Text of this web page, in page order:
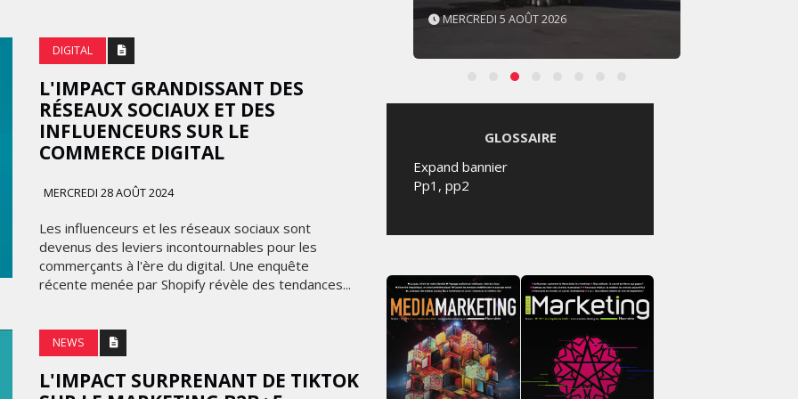
DIGITAL
L'IMPACT GRANDISSANT DES
RÉSEAUX SOCIAUX ET DES
INFLUENCEURS SUR LE
COMMERCE DIGITAL
MERCREDI 28 AOÛT 2024
Les influenceurs et les réseaux sociaux sont
devenus des leviers incontournables pour les
commerçants à l'ère du digital. Une enquête
récente menée par Shopify révèle des tendances...
NEWS
L'IMPACT SURPRENANT DE TIKTOK
MERCREDI 5 AOÛT 2026
GLOSSAIRE
Expand bannier
Pp1, pp2